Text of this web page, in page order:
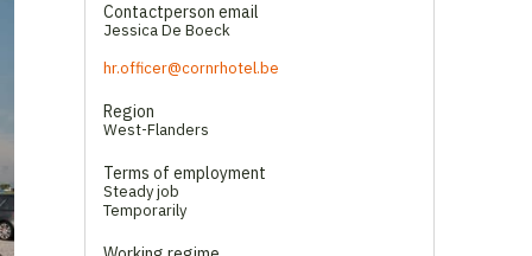
Contactperson email
Jessica De Boeck
hr.officer@cornrhotel.be
Region
West-Flanders
Terms of employment
Steady job
Temporarily